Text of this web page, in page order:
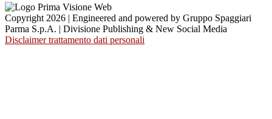
Copyright 2026 | Engineered and powered by Gruppo Spaggiari
Parma S.p.A. | Divisione Publishing & New Social Media
Disclaimer trattamento dati personali